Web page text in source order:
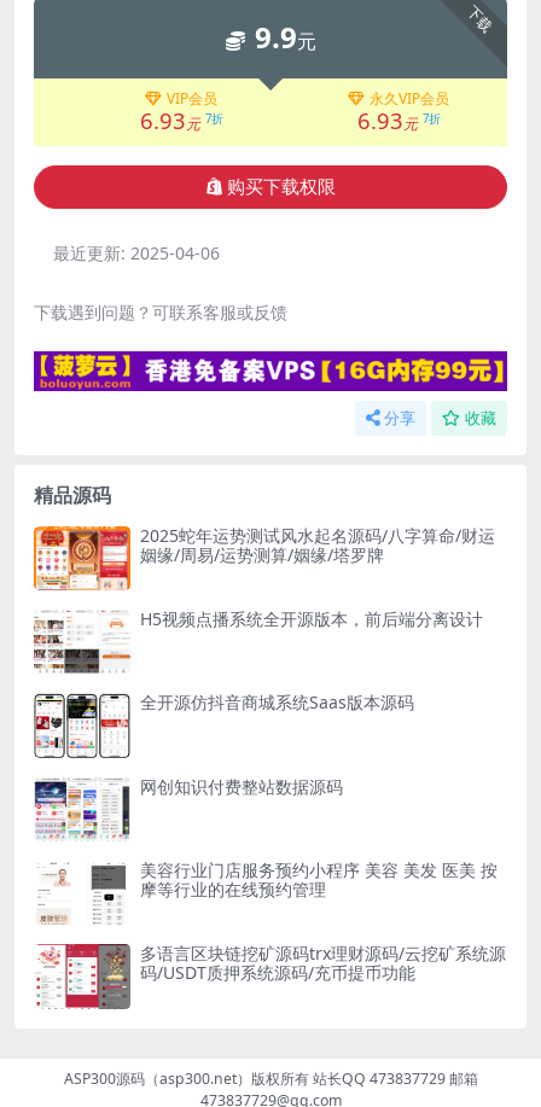
下载
9.9元
VIP会员
6.93元 7折
永久VIP会员
6.93元 7折
购买下载权限
最近更新: 2025-04-06
下载遇到问题？可联系客服或反馈
分享 收藏
精品源码
2025蛇年运势测试风水起名源码/八字算命/财运
姻缘/周易/运势测算/姻缘/塔罗牌
H5视频点播系统全开源版本，前后端分离设计
全开源仿抖音商城系统Saas版本源码
网创知识付费整站数据源码
美容行业门店服务预约小程序 美容 美发 医美 按
摩等行业的在线预约管理
多语言区块链挖矿源码trx理财源码/云挖矿系统源
码/USDT质押系统源码/充币提币功能
ASP300源码（asp300.net）版权所有 站长QQ 473837729 邮箱
473837729@qq.com